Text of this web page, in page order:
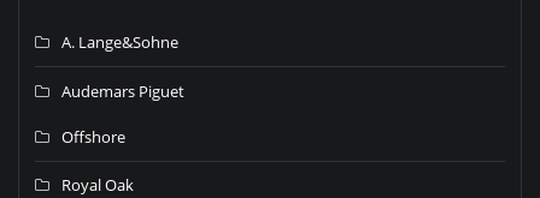
A. Lange&Sohne
Audemars Piguet
Offshore
Royal Oak